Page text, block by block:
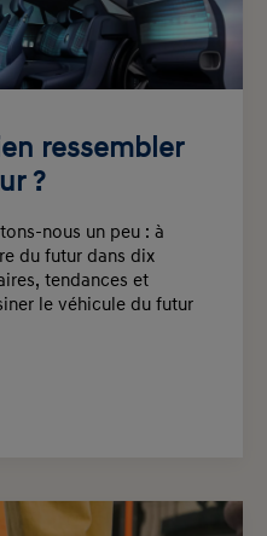
ressembler
?
nous un peu : à
du futur dans dix
tendances et
le véhicule du futur